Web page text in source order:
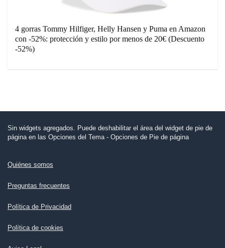
4 gorras Tommy Hilfiger, Helly Hansen y Puma en Amazon
con -52%: protección y estilo por menos de 20€ (Descuento
-52%)
Sin widgets agregados. Puede deshabilitar el área del widget de pie de
página en las Opciones del Tema - Opciones de Pie de página
Quiénes somos
Preguntas frecuentes
Política de Privacidad
Política de cookies